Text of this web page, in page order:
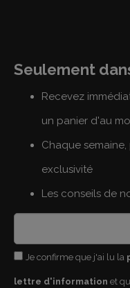
Seulement
Recevez
un panier d'au
Chaque
exclusivité
Les conseils de
Je confirme que j'ai lu la
lettre d'information et